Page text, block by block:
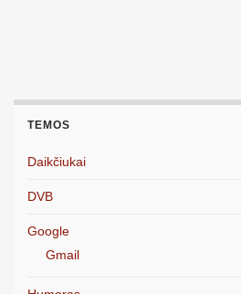
TEMOS
Daikčiukai
DVB
Google
Gmail